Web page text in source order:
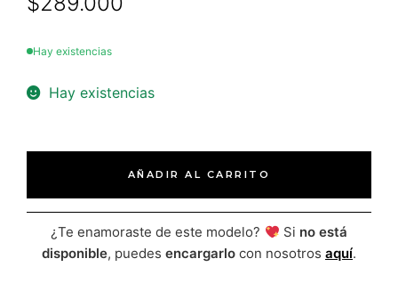
Hay existencias
Hay existencias
AÑADIR AL CARRITO
¿Te enamoraste de este modelo? Si no está
disponible, puedes encargarlo con nosotros aquí.